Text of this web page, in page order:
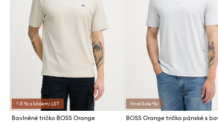
*-5 % s kódem: LST
Bavlněné tričko BOSS Orange
Final Sale %!